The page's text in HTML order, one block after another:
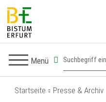
Menü
Startseite Presse & Archiv